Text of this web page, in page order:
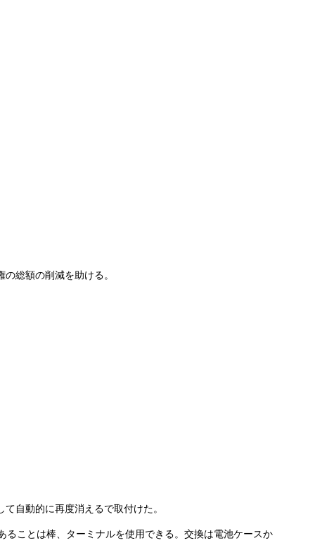
総額の削減を助ける。
自動的に再度消えるで取付けた。
ことは棒、ターミナルを使用できる。交換は電池ケースか